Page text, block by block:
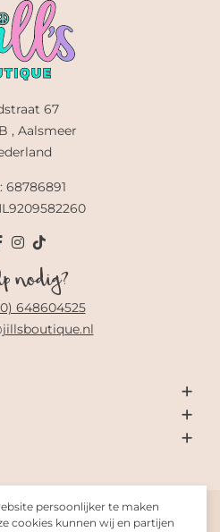
persoonlijker te maken
cookies kunnen wij en partijen
67
, Aalsmeer
68786891
nodig?
648604525
Jill's Boutique